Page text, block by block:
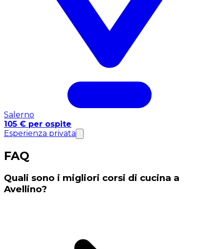
Salerno
105 € per ospite
Esperienza privata
FAQ
Quali sono i migliori corsi di cucina a
Avellino?